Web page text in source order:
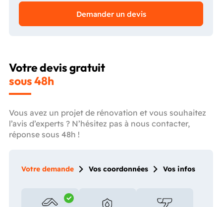
Demander un devis
Votre devis gratuit
sous 48h
Vous avez un projet de rénovation et vous souhaitez
l’avis d’experts ? N’hésitez pas à nous contacter,
réponse sous 48h !
Votre demande Vos coordonnées Vos infos